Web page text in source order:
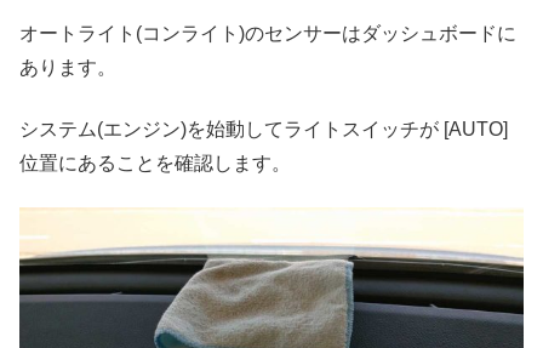
オートライト(コンライト)のセンサーはダッシュボードに
あります。
システム(エンジン)を始動してライトスイッチが [AUTO]
位置にあることを確認します。